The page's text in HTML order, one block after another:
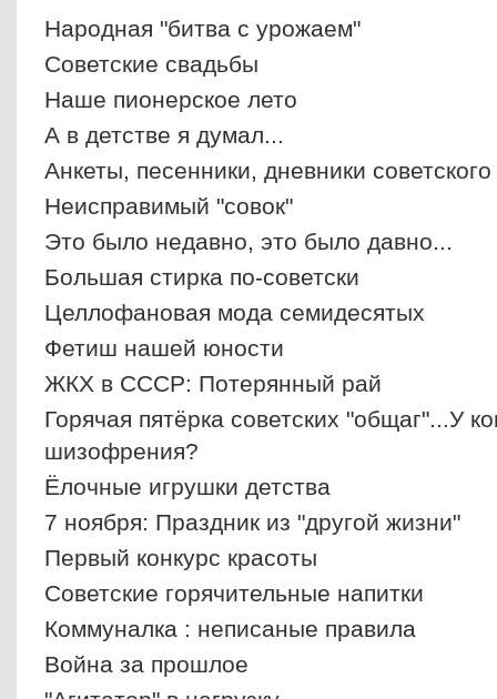
Народная "битва с урожаем"
Советские свадьбы
Наше пионерское лето
А в детстве я думал...
Анкеты, песенники, дневники советского
Неисправимый "совок"
Это было недавно, это было давно...
Большая стирка по-советски
Целлофановая мода семидесятых
Фетиш нашей юности
ЖКХ в СССР: Потерянный рай
Горячая пятёрка советских "общаг"...У
шизофрения?
Ёлочные игрушки детства
7 ноября: Праздник из "другой жизни"
Первый конкурс красоты
Советские горячительные напитки
Коммуналка : неписаные правила
Война за прошлое